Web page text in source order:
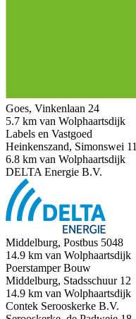
Goes, Vinkenlaan 24
5.7 km van Wolphaartsdijk
Labels en Vastgoed
Heinkenszand, Simonswei 11
6.8 km van Wolphaartsdijk
DELTA Energie B.V.
Middelburg, Postbus 5048
14.9 km van Wolphaartsdijk
Poerstamper Bouw
Middelburg, Stadsschuur 12
14.9 km van Wolphaartsdijk
Contek Serooskerke B.V.